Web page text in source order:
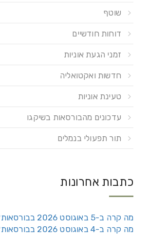
שוטף
דוחות חודשיים
זמני הגעת אוניות
חדשות ואקטואליה
טעינת אוניות
עדכונים מהבורסאות בשיקגו
תור תפעולי בנמלים
כתבות אחרונות
מה קרה ב-5 באוגוסט 2026 בבורסאות?
מה קרה ב-4 באוגוסט 2026 בבורסאות?